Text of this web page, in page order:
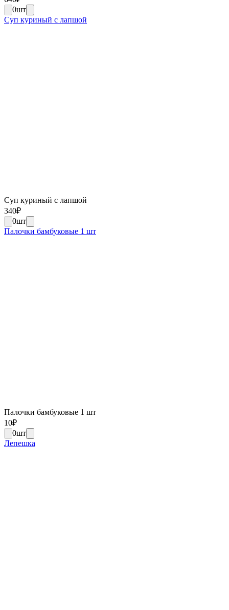
0шт
Суп куриный с лапшой
Суп куриный с лапшой
340₽
0шт
Палочки бамбуковые 1 шт
Палочки бамбуковые 1 шт
10₽
0шт
Лепешка